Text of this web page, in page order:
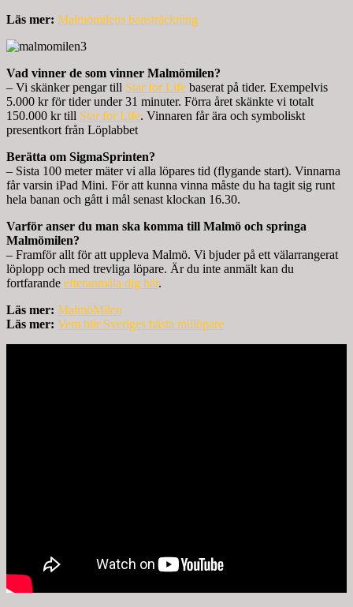
Läs mer: Malmömilens bansträckning
Vad vinner de som vinner Malmömilen?
– Vi skänker pengar till Star for Life baserat på tider. Exempelvis
5.000 kr för tider under 31 minuter. Förra året skänkte vi totalt
150.000 kr till Star for Life. Vinnaren får ära och symboliskt
presentkort från Löplabbet
Berätta om SigmaSprinten?
– Sista 100 meter mäter vi alla löpares tid (flygande start). Vinnarna
får varsin iPad Mini. För att kunna vinna måste du ha tagit sig runt
hela banan och gått i mål senast klockan 16.30.
Varför anser du man ska komma till Malmö och springa
Malmömilen?
– Framför allt för att uppleva Malmö. Vi bjuder på ett välarrangerat
löplopp och med trevliga löpare. Är du inte anmält kan du
fortfarande efteranmäla dig här.
Läs mer: MalmöMilen
Läs mer: Vem blir Sveriges bästa millöpare